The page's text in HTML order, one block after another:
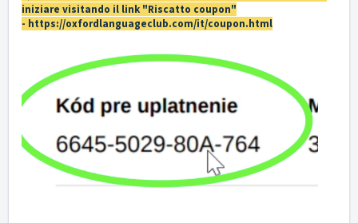
iniziare visitando il link "Riscatto coupon"
- https://oxfordlanguageclub.com/it/coupon.html